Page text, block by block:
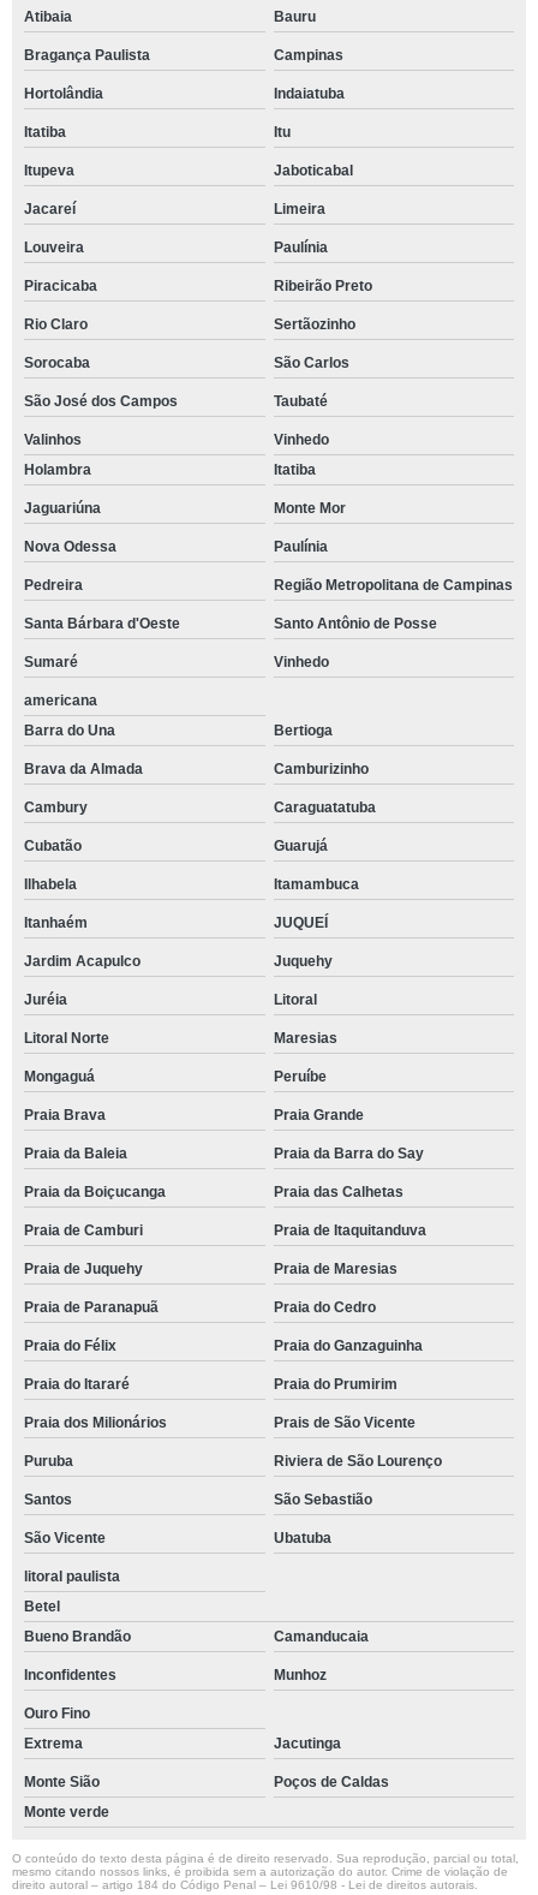
Atibaia Bauru
Bragança Paulista Campinas
Hortolândia Indaiatuba
Itatiba Itu
Itupeva Jaboticabal
Jacareí Limeira
Louveira Paulínia
Piracicaba Ribeirão Preto
Rio Claro Sertãozinho
Sorocaba São Carlos
São José dos Campos Taubaté
Valinhos
Vinhedo
Holambra
Itatiba
Jaguariúna Monte Mor
Nova Odessa Paulínia
Pedreira Região Metropolitana de Campinas
Santa Bárbara d'Oeste Santo Antônio de Posse
Sumaré Vinhedo
americana
Barra do Una
Bertioga
Brava da Almada Camburizinho
Cambury Caraguatatuba
Cubatão Guarujá
Ilhabela Itamambuca
Itanhaém JUQUEÍ
Jardim Acapulco Juquehy
Juréia Litoral
Litoral Norte Maresias
Mongaguá Peruíbe
Praia Brava Praia Grande
Praia da Baleia Praia da Barra do Say
Praia da Boiçucanga Praia das Calhetas
Praia de Camburi Praia de Itaquitanduva
Praia de Juquehy Praia de Maresias
Praia de Paranapuã Praia do Cedro
Praia do Félix Praia do Ganzaguinha
Praia do Itararé Praia do Prumirim
Praia dos Milionários Prais de São Vicente
Puruba Riviera de São Lourenço
Santos São Sebastião
São Vicente Ubatuba
litoral paulista
Betel
Bueno Brandão
Camanducaia
Inconfidentes Munhoz
Ouro Fino
Extrema
Jacutinga
Monte Sião
Poços de Caldas
Monte verde
O conteúdo do texto desta página é de direito reservado. Sua reprodução, parcial ou total,
mesmo citando nossos links, é proibida sem a autorização do autor. Crime de violação de
direito autoral – artigo 184 do Código Penal – Lei 9610/98 - Lei de direitos autorais